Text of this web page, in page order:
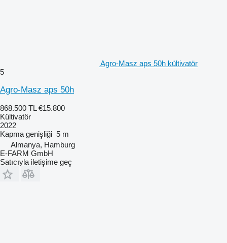
Agro-Masz aps 50h kültivatör
5
Agro-Masz aps 50h
868.500 TL €15.800
Kültivatör
2022
Kapma genişliği 5 m
Almanya, Hamburg
E-FARM GmbH
Satıcıyla iletişime geç